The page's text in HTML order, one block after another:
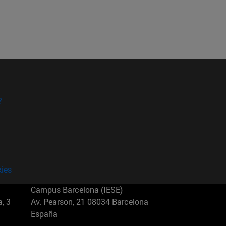
3
Campus Barcelona (IESE)
Av. Pearson, 21 08034 Barcelona
España